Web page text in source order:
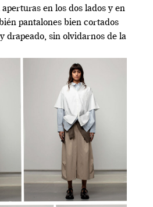
en los dos lados y en
pantalones bien cortados
drapeado, sin olvidarnos de la